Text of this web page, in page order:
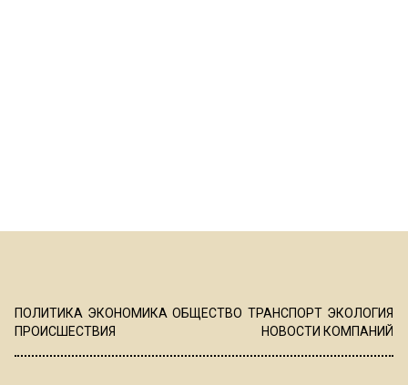
ПОЛИТИКА ЭКОНОМИКА ОБЩЕСТВО ТРАНСПОРТ ЭКОЛОГИЯ
ПРОИСШЕСТВИЯ
НОВОСТИ КОМПАНИЙ